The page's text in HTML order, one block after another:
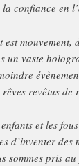
la confiance en
est mouvement,
un vaste
rêves revêtus de
et les
d’inventer des
sommes pris